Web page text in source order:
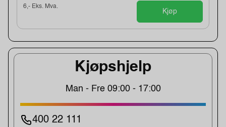
Kjøpshjelp
Man - Fre 09:00 - 17:00
400 22 111
6,- Eks. Mva.
Kjøp